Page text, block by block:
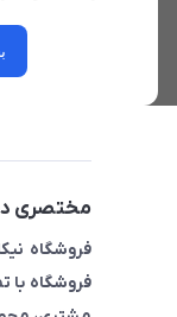
مختصری
فروشگاه با